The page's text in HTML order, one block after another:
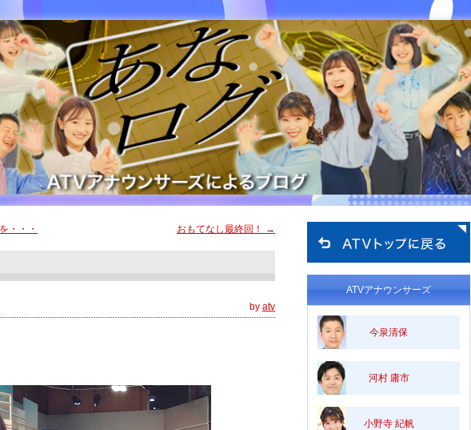
・・・ おもてなし最終回！ →
by atv
ATVアナウンサーズ
今泉清保
河村 庸市
小野寺 紀帆